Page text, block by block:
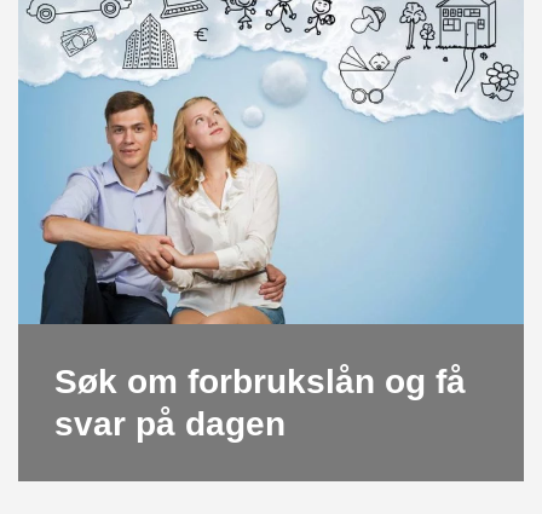
Søk om forbrukslån og få
svar på dagen